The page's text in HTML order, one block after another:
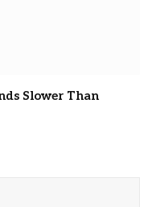
Slower Than